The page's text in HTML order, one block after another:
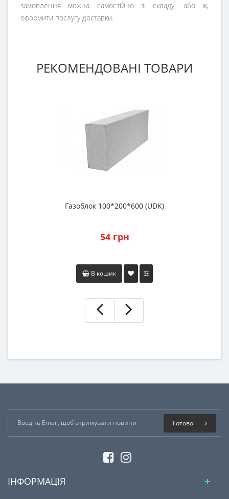
замовлення можна самостійно зі складу, або ж,
оформити послугу доставки.
РЕКОМЕНДОВАНІ ТОВАРИ
Газоблок 100*200*600 (UDK)
54 грн
В кошик
Готово
ІНФОРМАЦІЯ